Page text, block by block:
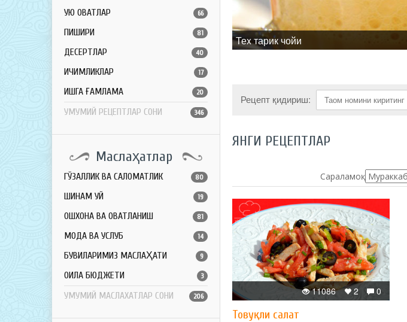
ҚУЮҚ ОВҚАТЛАР 66
ПИШИРИҚ 81
ДЕСЕРТЛАР 40
ИЧИМЛИКЛАР 17
ҚИШГА ҒАМЛАМА 20
УМУМИЙ РЕЦЕПТЛАР СОНИ 346
Маслаҳатлар
ГЎЗАЛЛИК ВА САЛОМАТЛИК 80
ШИНАМ УЙ 19
ОШХОНА ВА ОВҚАТЛАНИШ 81
МОДА ВА УСЛУБ 14
БУВИЛАРИМИЗ МАСЛАҲАТИ 9
ОИЛА БЮДЖЕТИ 3
УМУМИЙ МАСЛАХАТЛАР СОНИ 206
Теx тарик чойи
Рецепт қидириш:
ЯНГИ РЕЦЕПТЛАР
Сараламоқ:
0
2
11086
Товуқли салат